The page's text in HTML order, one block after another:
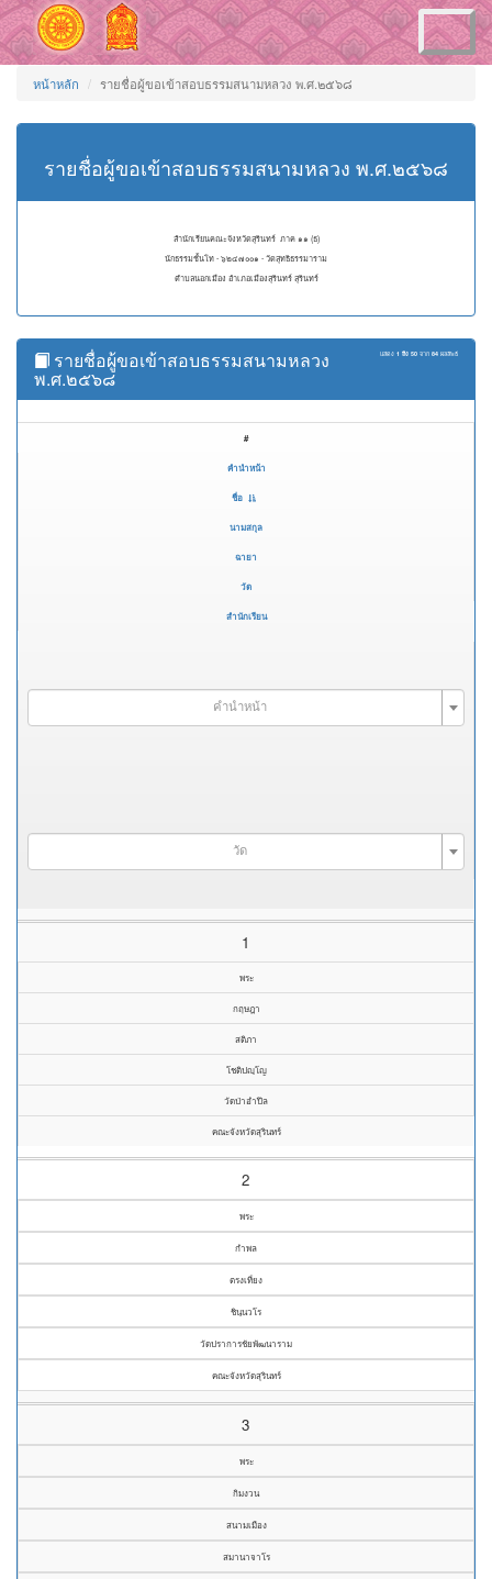
Toggle
navigation
หน้าหลัก รายชื่อผู้ขอเข้าสอบธรรมสนามหลวง พ.ศ.๒๕๖๘
รายชื่อผู้ขอเข้าสอบธรรมสนามหลวง พ.ศ.๒๕๖๘
สำนักเรียนคณะจังหวัดสุรินทร์ ภาค ๑๑ (ธ)
นักธรรมชั้นโท - ๖๒๔๗๐๐๑ - วัดสุทธิธรรมาราม
ตำบลนอกเมือง อำเภอเมืองสุรินทร์ สุรินทร์
แสดง 1 ถึง 50 จาก 84 ผลลัพธ์
รายชื่อผู้ขอเข้าสอบธรรมสนามหลวง
พ.ศ.๒๕๖๘
#
คำนำหน้า
ชื่อ
นามสกุล
ฉายา
วัด
สำนักเรียน
คำนำหน้า
วัด
1
พระ
กฤษฎา
สติภา
โชติปญฺโญ
วัดป่าอำปึล
คณะจังหวัดสุรินทร์
2
พระ
กำพล
ตรงเที่ยง
ชินฺนวโร
วัดปราการชัยพัฒนาราม
คณะจังหวัดสุรินทร์
3
พระ
กิมงวน
สนามเมือง
สมานาจาโร